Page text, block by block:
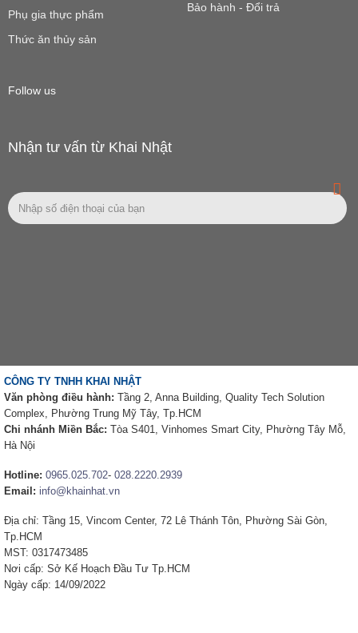
Phụ gia thực phẩm
Thức ăn thủy sản
Bảo hành - Đổi trả
Follow us
Nhận tư vấn từ Khai Nhật
CÔNG TY TNHH KHAI NHẬT
Văn phòng điều hành: Tầng 2, Anna Building, Quality Tech Solution
Complex, Phường Trung Mỹ Tây, Tp.HCM
Chi nhánh Miền Bắc: Tòa S401, Vinhomes Smart City, Phường Tây Mỗ,
Hà Nội
Hotline: 0965.025.702- 028.2220.2939
Email: info@khainhat.vn
Địa chỉ: Tầng 15, Vincom Center, 72 Lê Thánh Tôn, Phường Sài Gòn,
Tp.HCM
MST: 0317473485
Nơi cấp: Sở Kế Hoạch Đầu Tư Tp.HCM
Ngày cấp: 14/09/2022